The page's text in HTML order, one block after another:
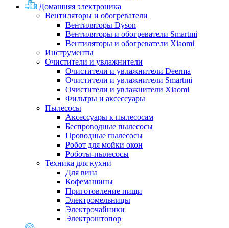
Домашняя электроника
Вентиляторы и обогреватели
Вентиляторы Dyson
Вентиляторы и обогреватели Smartmi
Вентиляторы и обогреватели Xiaomi
Инструменты
Очистители и увлажнители
Очистители и увлажнители Deerma
Очистители и увлажнители Smartmi
Очистители и увлажнители Xiaomi
Фильтры и аксессуары
Пылесосы
Аксессуары к пылесосам
Беспроводные пылесосы
Проводные пылесосы
Робот для мойки окон
Роботы-пылесосы
Техника для кухни
Для вина
Кофемашины
Приготовление пищи
Электромельницы
Электрочайники
Электроштопор